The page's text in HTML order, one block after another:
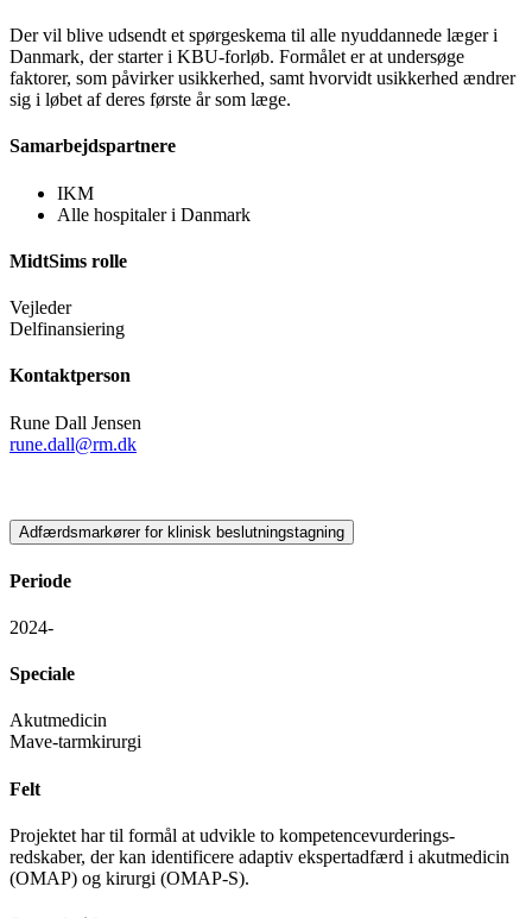
Der vil blive udsendt et spørgeskema til alle nyuddannede læger i
Danmark, der starter i KBU-forløb. Formålet er at undersøge
faktorer, som påvirker usikkerhed, samt hvorvidt usikkerhed ændrer
sig i løbet af deres første år som læge.
Samarbejdspartnere
IKM
Alle hospitaler i Danmark
MidtSims rolle
Vejleder
Delfinansiering
Kontaktperson
Rune Dall Jensen
rune.dall@rm.dk
Adfærdsmarkører for klinisk beslutningstagning
Periode
2024-
Speciale
Akutmedicin
Mave-tarmkirurgi
Felt
Projektet har til formål at udvikle to kompetencevurderings-
redskaber, der kan identificere adaptiv ekspertadfærd i akutmedicin
(OMAP) og kirurgi (OMAP-S).